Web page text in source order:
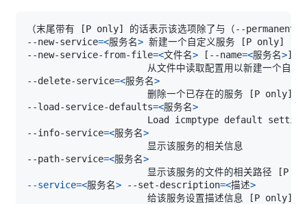
（末尾带有 [P only]
--new-service=<服务名> 新建一个自定义服务 [P only]
--new-service-from-file=<文件名> [ --name=<服务名>]
从文件中读取配置用以新建一个自定
--delete-service=<服务名>
                      删除一个已存在的服务
[P only]
--load-service-defaults=<服务名>
Load icmptype default
--info-service=<服务名>
--path-service=<服务名>
                      显示该服务的文件的相关路径
[P
--service=<服务名> --set-description=<描述>
                      给该服务设置描述信息
[P only]